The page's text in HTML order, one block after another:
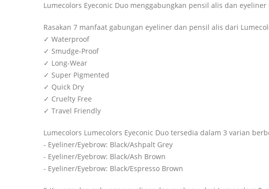
Lumecolors Eyeconic Duo menggabungkan pensil alis dan
Rasakan 7 manfaat gabungan eyeliner dan pensil alis dari
✓ Waterproof
✓ Smudge-Proof
✓ Long-Wear
✓ Super Pigmented
✓ Quick Dry
✓ Cruelty Free
✓ Travel Friendly
Lumecolors Lumecolors Eyeconic Duo tersedia dalam 3 varian
- Eyeliner/Eyebrow: Black/Ashpalt Grey
- Eyeliner/Eyebrow: Black/Ash Brown
- Eyeliner/Eyebrow: Black/Espresso Brown